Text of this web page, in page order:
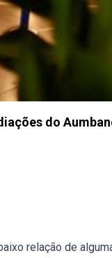
do
relação de